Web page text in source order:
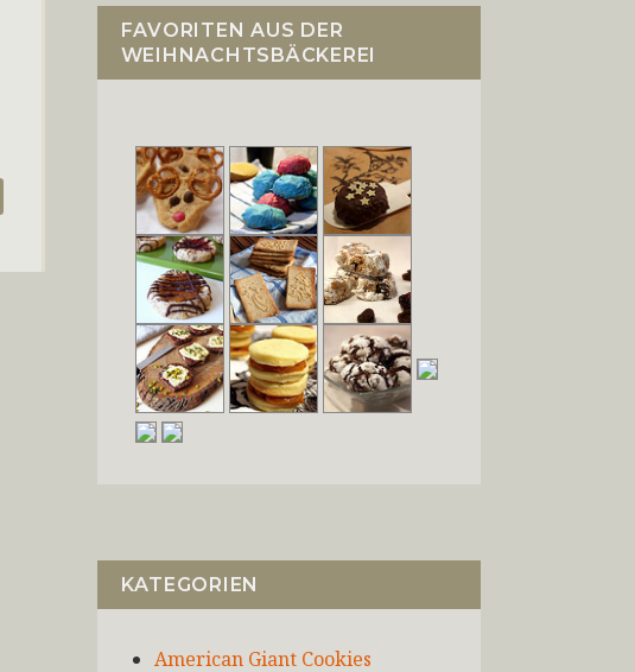
FAVORITEN AUS DER
WEIHNACHTSBÄCKEREI
KATEGORIEN
American Giant Cookies